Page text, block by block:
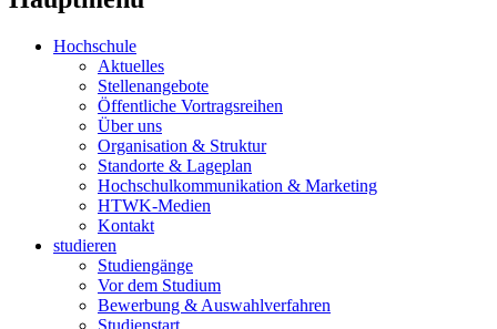
Hochschule
Aktuelles
Stellenangebote
Öffentliche Vortragsreihen
Über uns
Organisation & Struktur
Standorte & Lageplan
Hochschulkommunikation & Marketing
HTWK-Medien
Kontakt
studieren
Studiengänge
Vor dem Studium
Bewerbung & Auswahlverfahren
Studienstart